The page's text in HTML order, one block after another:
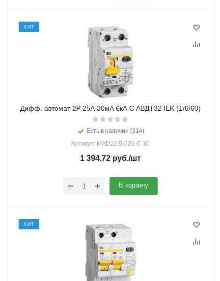
ХИТ
Дифф. автомат 2Р 25А 30мА 6кА С АВДТ32 IEK (1/6/60)
Есть в наличии (314)
Артикул: MAD22-5-025-C-30
1 394.72 руб./шт
В корзину
ХИТ